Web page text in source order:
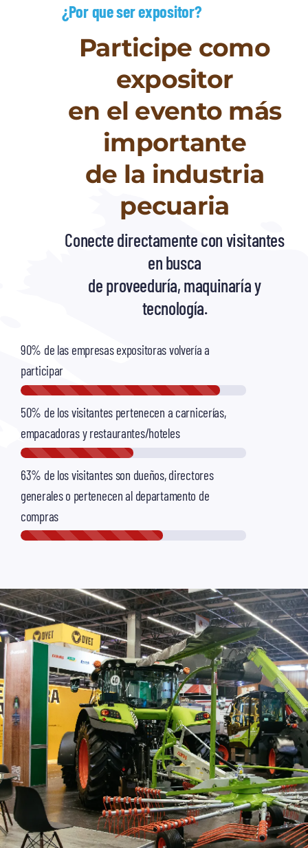
¿Por que ser expositor?
Participe como
expositor
en el evento más
importante
de la industria
pecuaria
Conecte directamente con visitantes
en busca
de proveeduría, maquinaría y
tecnología.
90% de las empresas expositoras volvería a
participar
50% de los visitantes pertenecen a carnicerías,
empacadoras y restaurantes/hoteles
63% de los visitantes son dueños, directores
generales o pertenecen al departamento de
compras